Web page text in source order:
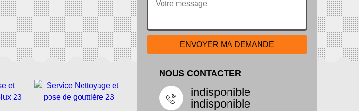
NOUS CONTACTER
indisponible
indisponible